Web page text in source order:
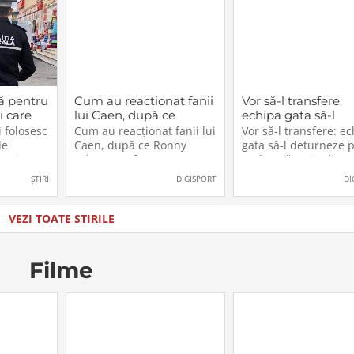
pentru
care
iar
sau
un
în care
ȘTIRI
Cum au reacționat fanii
lui Caen, după ce
Ronny Labonne a fost
prezentat oficial la
FCSB
Cum au reacționat fanii lui
Caen, după ce Ronny
Labonne a fost prezentat
DIGISPORT
Vor să-l transfere:
echipa gata să-l
deturneze pe
Drăgușin din
către Juventus!
Vor să-l transfere:
gata să-l deturneze
Radu Drăgușin din
drumul către
VEZI TOATE STIRILE
Filme